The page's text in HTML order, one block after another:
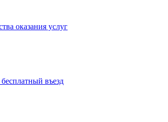
оказания услуг
въезд